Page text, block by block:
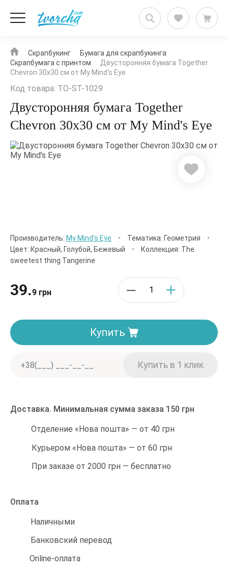
Скрапбукинг
Бумага для скрапбукинга
Скрапбумага с принтом
Двусторонняя бумага Together
Chevron 30x30 см от My Mind's Eye
Код товара: TO-ST-1029
Двусторонняя бумага Together
Chevron 30x30 см от My Mind's Eye
Производитель: My Mind's Eye • Тематика: Геометрия
•
Цвет: Красный, Голубой, Бежевый
•
Коллекция: The
sweetest thing Tangerine
39.9 грн
Купить
Доставка. Минимальная сумма заказа 150 грн
Отделение «Нова пошта» — от 40 грн
Курьером «Нова пошта» — от 60 грн
При заказе от 2000 грн — бесплатно
Оплата
Наличными
Банковский перевод
Online-оплата